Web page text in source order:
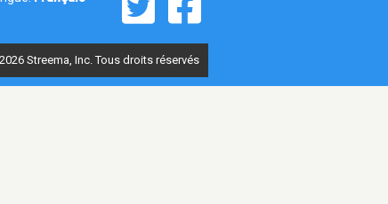
Streema, Inc. Tous droits réservés